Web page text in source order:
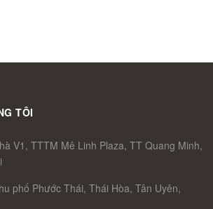
TÔI
V1, TTTM Mê Linh Plaza, TT Quang Minh,
phố Phước Thái, Thái Hòa, Tân Uyên,